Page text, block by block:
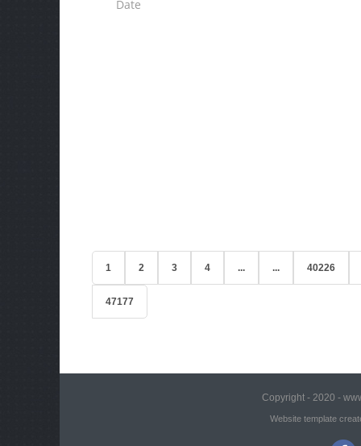
1 2 3 4 ... ... 40226
47177
Copyright - 2020 -
Website template